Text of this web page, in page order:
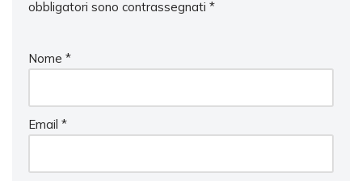
obbligatori sono contrassegnati *
Nome *
Email *